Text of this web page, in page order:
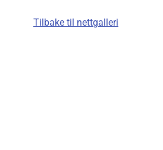
Tilbake til nettgalleri